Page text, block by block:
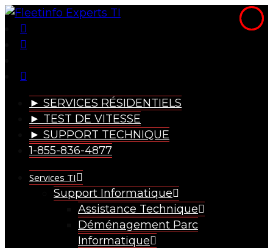
► SERVICES RÉSIDENTIELS
► TEST DE VITESSE
► SUPPORT TECHNIQUE
1-855-836-4877
Services TI
Support Informatique
Assistance Technique
Déménagement Parc
Informatique